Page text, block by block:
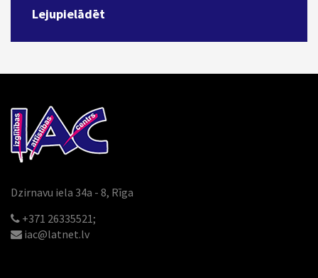
Lejupielādēt
Dzirnavu iela 34a - 8, Rīga
+371 26335521;
iac@latnet.lv